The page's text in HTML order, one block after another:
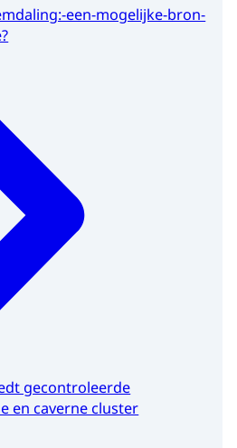
een-mogelijke-bron-
gecontroleerde
en caverne cluster